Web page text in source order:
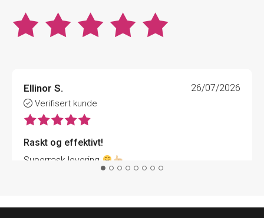
Ellinor S.
Verifisert kunde
26/07/2026
Raskt og effektivt!
Superrask levering